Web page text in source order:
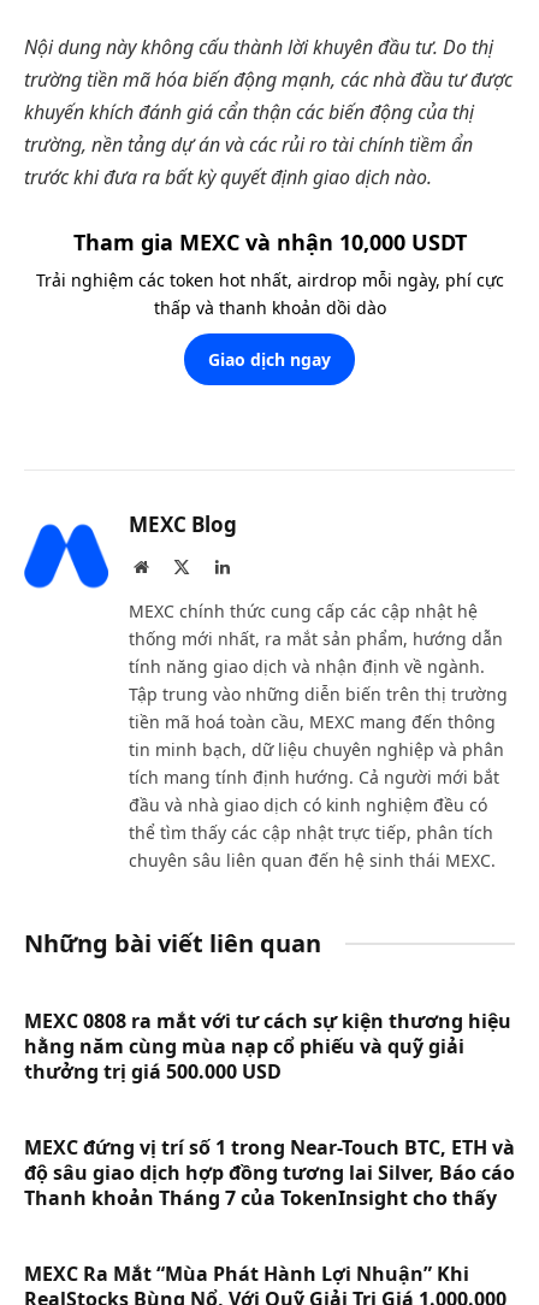
Nội dung này không cấu thành lời khuyên đầu tư. Do thị
trường tiền mã hóa biến động mạnh, các nhà đầu tư được
khuyến khích đánh giá cẩn thận các biến động của thị
trường, nền tảng dự án và các rủi ro tài chính tiềm ẩn
trước khi đưa ra bất kỳ quyết định giao dịch nào.
Tham gia MEXC và nhận 10,000 USDT
Trải nghiệm các token hot nhất, airdrop mỗi ngày, phí cực
thấp và thanh khoản dồi dào
Giao dịch ngay
MEXC Blog
Website LinkedIn
MEXC chính thức cung cấp các cập nhật hệ
thống mới nhất, ra mắt sản phẩm, hướng dẫn
tính năng giao dịch và nhận định về ngành.
Tập trung vào những diễn biến trên thị trường
tiền mã hoá toàn cầu, MEXC mang đến thông
tin minh bạch, dữ liệu chuyên nghiệp và phân
tích mang tính định hướng. Cả người mới bắt
đầu và nhà giao dịch có kinh nghiệm đều có
thể tìm thấy các cập nhật trực tiếp, phân tích
chuyên sâu liên quan đến hệ sinh thái MEXC.
Những bài viết liên quan
MEXC 0808 ra mắt với tư cách sự kiện thương hiệu
hằng năm cùng mùa nạp cổ phiếu và quỹ giải
thưởng trị giá 500.000 USD
MEXC đứng vị trí số 1 trong Near-Touch BTC, ETH và
độ sâu giao dịch hợp đồng tương lai Silver, Báo cáo
Thanh khoản Tháng 7 của TokenInsight cho thấy
MEXC Ra Mắt “Mùa Phát Hành Lợi Nhuận” Khi
RealStocks Bùng Nổ, Với Quỹ Giải Trị Giá 1.000.000